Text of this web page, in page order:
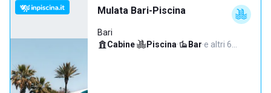
Mulata Bari-Piscina
Bari
Cabine· Piscina· Bar·e altri 6…